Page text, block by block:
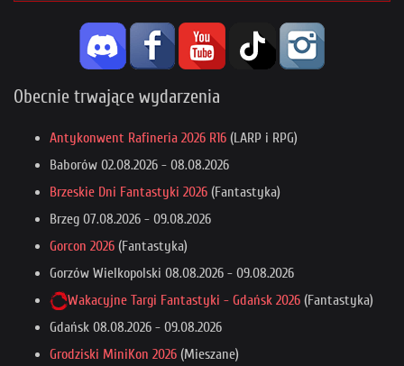
Obecnie trwające wydarzenia
Antykonwent Rafineria 2026 R16 (LARP i RPG)
Baborów 02.08.2026 - 08.08.2026
Brzeskie Dni Fantastyki 2026 (Fantastyka)
Brzeg 07.08.2026 - 09.08.2026
Gorcon 2026 (Fantastyka)
Gorzów Wielkopolski 08.08.2026 - 09.08.2026
Wakacyjne Targi Fantastyki - Gdańsk 2026 (Fantastyka)
Gdańsk 08.08.2026 - 09.08.2026
Grodziski MiniKon 2026 (Mieszane)